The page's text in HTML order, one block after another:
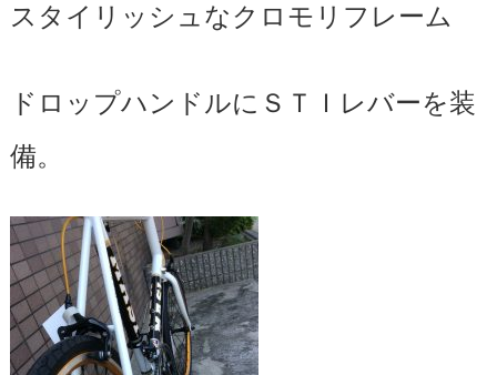
スタイリッシュなクロモリフレーム
ドロップハンドルにＳＴＩレバーを装
備。